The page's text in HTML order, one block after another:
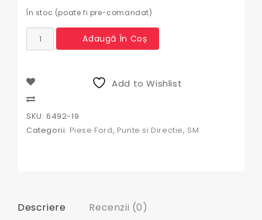
În stoc (poate fi pre-comandat)
Cantitate
Bucsa
Ford
Adaugă În Coș
Add to Wishlist
SKU: 6492-19
Categorii: Piese Ford, Punte si Directie, SM
Descriere Recenzii (0)